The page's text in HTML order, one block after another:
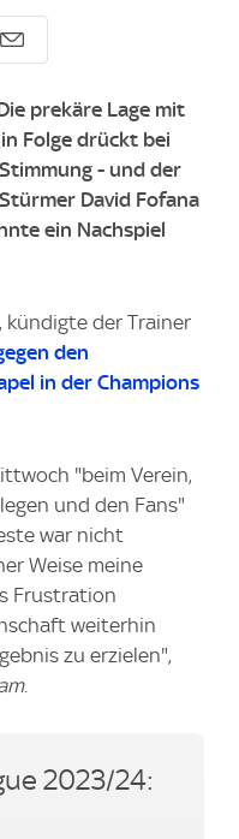
prekäre Lage mit
Folge drückt bei
- und der
David Fofana
ein Nachspiel
kündigte der Trainer
den
in der Champions
"beim Verein,
und den Fans"
war nicht
Weise meine
Frustration
weiterhin
zu erzielen",
.
2023/24: